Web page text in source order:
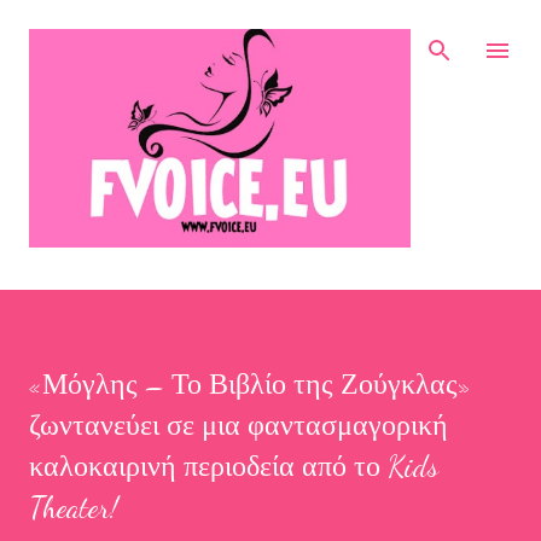
Μετάβαση στο κύριο περιεχόμενο
«Μόγλης – Το Βιβλίο της Ζούγκλας»
ζωντανεύει σε μια φαντασμαγορική
καλοκαιρινή περιοδεία από το Kids
Theater!